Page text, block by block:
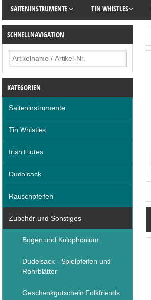
SAITENINSTRUMENTE TIN WHISTLES
SCHNELLNAVIGATION
KATEGORIEN
Saiteninstrumente
Tin Whistles
Irish Flutes
Dudelsack
Rauschpfeifen
Zubehör und Sonstiges
Bogen und Kolophonium
Dudelsack - Spielpfeifen und
Rohrblätter
Geschenkgutschein Folkfriends